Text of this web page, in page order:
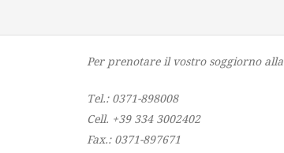
Per prenotare il vostro soggiorno
Tel.: 0371-898008
Cell. +39 334 3002402
Fax.: 0371-897671